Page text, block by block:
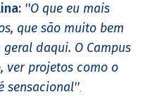
''O que eu mais
que são muito bem
daqui. O Campus
ver projetos como o
sensacional''